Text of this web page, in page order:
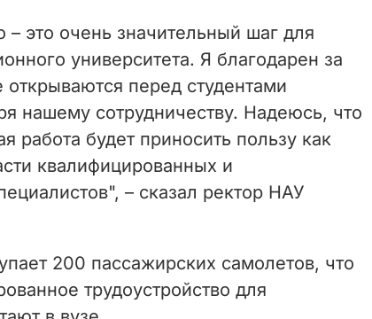
– это очень значительный шаг для
университета. Я благодарен за
перед студентами
нашему сотрудничеству. Надеюсь, что
работа будет приносить пользу как
квалифицированных и
– сказал ректор НАУ
200 пассажирских самолетов, что
трудоустройство для